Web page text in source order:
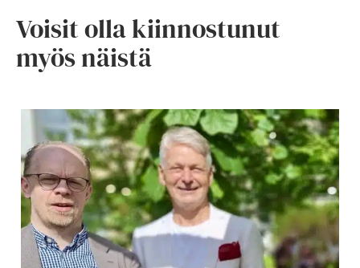
Voisit olla kiinnostunut
myös näistä